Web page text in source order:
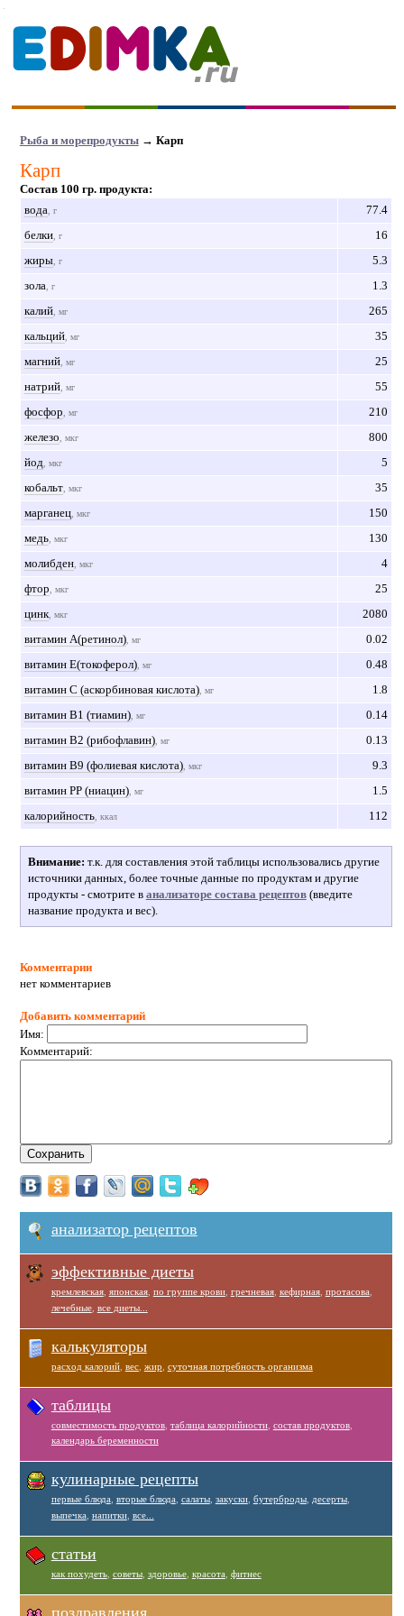
Рыба и морепродукты→ Карп
Карп
Состав 100 гр. продукта:
вода , г
77.4
белки, г
16
жиры, г
5.3
зола , г
1.3
калий, мг
265
кальций, мг
35
магний, мг
25
натрий, мг
55
фосфор , мг
210
железо , мкг
800
йод , мкг
5
кобальт, мкг
35
марганец, мкг
150
медь, мкг
130
молибден, мкг
4
фтор , мкг
25
цинк, мкг
2080
витамин А(ретинол), мг
0.02
витамин Е(токоферол), мг
0.48
витамин С (аскорбиновая кислота), мг
1.8
витамин В1 (тиамин), мг
0.14
витамин В2 (рибофлавин), мг
0.13
витамин В9 (фолиевая кислота), мкг
9.3
витамин РР (ниацин), мг
1.5
калорийность, ккал 112
Внимание: т.к. для составления этой таблицы использовались другие
источники данных, более точные данные по продуктам и другие
продукты - смотрите в анализаторе состава рецептов(введите
название продукта и вес).
Комментарии
нет комментариев
Добавить комментарий
Имя:
Комментарий:
анализатор рецептов
эффективные диеты
кремлевская, японская, по группе крови, гречневая, кефирная, протасова
лечебные, все диеты...
калькуляторы
расход калорий, вес, жир суточная потребность организма
таблицы
совместимость продуктов, таблица калорийности, состав продуктов,
календарь беременности
кулинарные рецепты
первые блюда вторые блюда салаты, закуски, бутерброды, десерты,
выпечка напитки, все...
статьи
как похудеть, советы, здоровье, красота фитнес
поздравления